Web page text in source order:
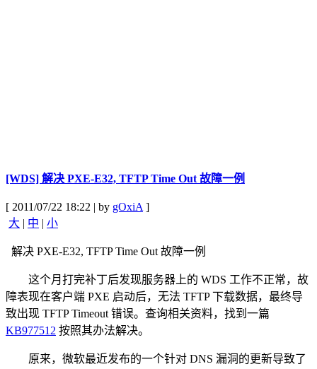
[WDS] 解决 PXE-E32, TFTP Time Out 故障一例
[ 2011/07/22 18:22 | by gOxiA]
大 | 中 | 小
解决 PXE-E32, TFTP Time Out 故障一例
这个月打完补丁后发现服务器上的 WDS 工作不正常，故
障表现在客户端 PXE 启动后，无法 TFTP 下载数据，最终导
致出现 TFTP Timeout 错误。查询相关资料，找到一篇
KB977512 按照其办法解决。
原来，微软最近发布的一个针对 DNS 漏洞的更新导致了